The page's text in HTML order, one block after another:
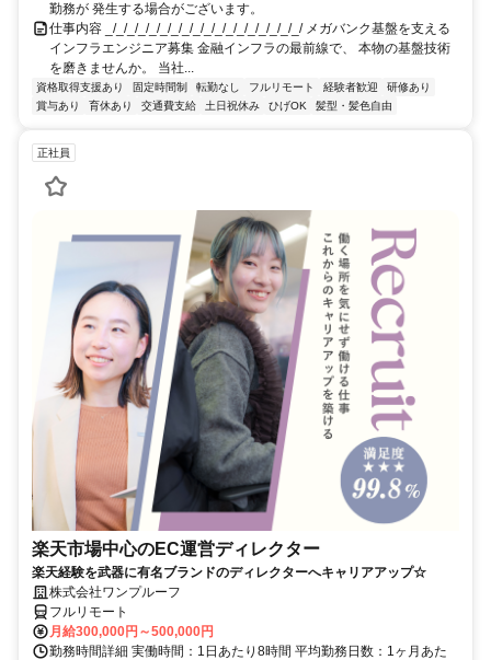
勤務が 発生する場合がございます。
仕事内容 _/_/_/_/_/_/_/_/_/_/_/_/_/_/_/_/_/_/ メガバンク基盤を支える
インフラエンジニア募集 金融インフラの最前線で、 本物の基盤技術
を磨きませんか。 当社...
資格取得支援あり 固定時間制 転勤なし フルリモート 経験者歓迎
研修あり
賞与あり
育休あり 交通費支給 土日祝休み ひげOK 髪型・髪色自由
正社員
楽天市場中心のEC運営ディレクター
楽天経験を武器に有名ブランドのディレクターへキャリアアップ☆
株式会社ワンプルーフ
フルリモート
月給300,000円～500,000円
勤務時間詳細 実働時間：1日あたり8時間 平均勤務日数：1ヶ月あた